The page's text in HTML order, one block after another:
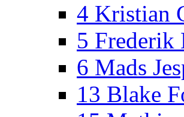
4 Kristian
5 Frederik
6 Mads
13 Blake